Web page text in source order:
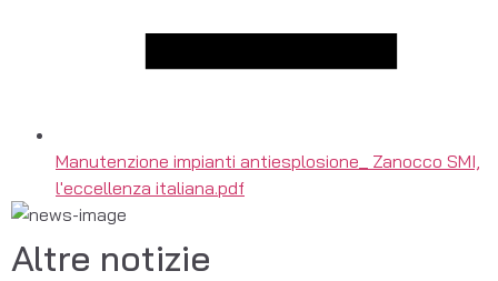
Manutenzione impianti antiesplosione_ Zanocco SMI,
l'eccellenza italiana.pdf
Altre notizie